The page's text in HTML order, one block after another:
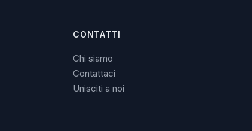
CONTATTI
Chi siamo
Contattaci
Unisciti a noi